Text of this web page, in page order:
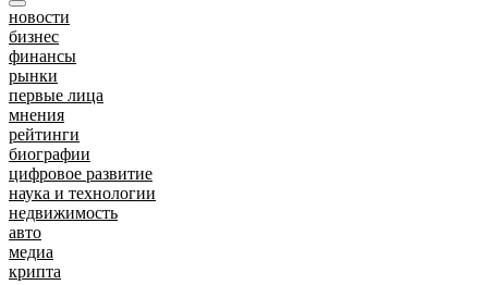
новости
бизнес
финансы
рынки
первые лица
мнения
рейтинги
биографии
цифровое развитие
наука и технологии
недвижимость
авто
медиа
крипта